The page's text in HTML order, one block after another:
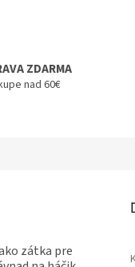
ZDARMA
nad 60€
zátka pre